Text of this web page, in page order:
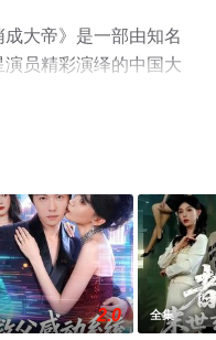
大帝》是一部由知名
员精彩演绎的中国大
完结），手机免费观
剧情网等平台了解。
2.0 全集